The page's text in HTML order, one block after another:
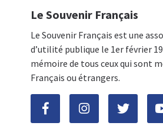
Le Souvenir Français
Le Souvenir Français est une
d’utilité publique le 1er février
mémoire de tous ceux qui sont
Français ou étrangers.